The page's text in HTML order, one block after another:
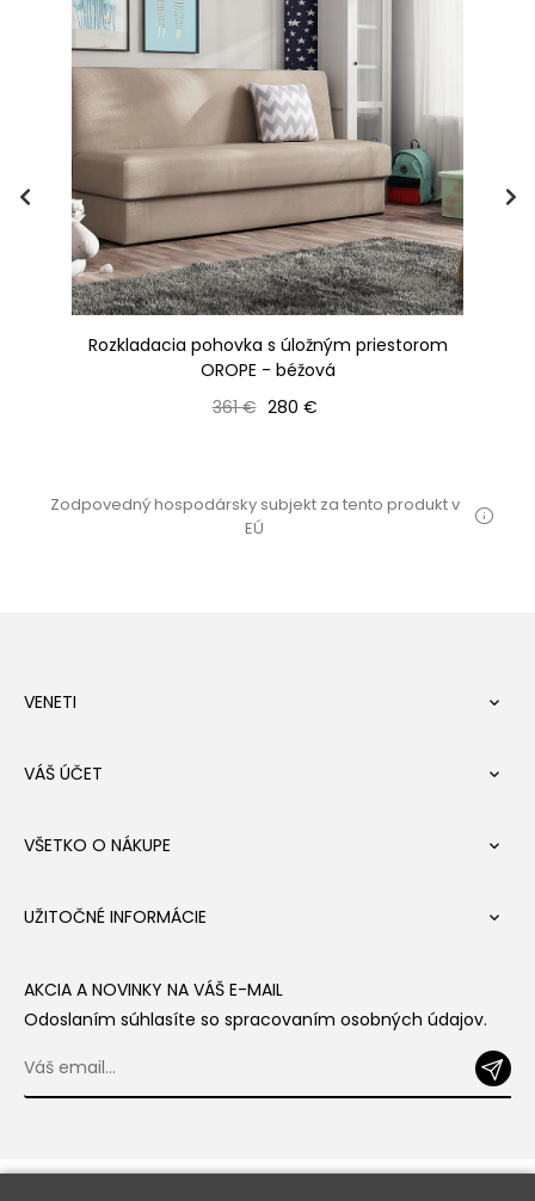
Rozkladacia pohovka s úložným priestorom
OROPE - béžová
Bežná cena
361 € Cena
280 €
Zodpovedný hospodársky subjekt za tento produkt v
EÚ
VENETI 
VÁŠ ÚČET 
VŠETKO O NÁKUPE 
UŽITOČNÉ INFORMÁCIE 
AKCIA A NOVINKY NA VÁŠ E-MAIL
Odoslaním súhlasíte so spracovaním osobných údajov.